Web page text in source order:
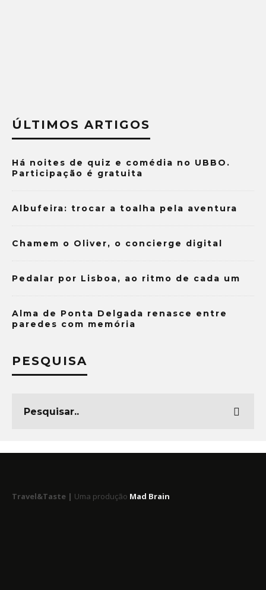
ÚLTIMOS ARTIGOS
Há noites de quiz e comédia no UBBO.
Participação é gratuita
Albufeira: trocar a toalha pela aventura
Chamem o Oliver, o concierge digital
Pedalar por Lisboa, ao ritmo de cada um
Alma de Ponta Delgada renasce entre
paredes com memória
PESQUISA
Travel&Taste | Uma produção Mad Brain